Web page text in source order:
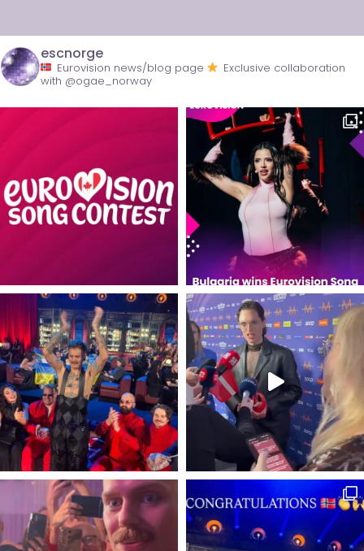
escnorge
Eurovision news/blog page
Exclusive collaboration
with @ogae_norway